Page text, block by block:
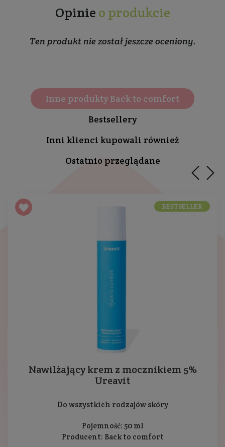
Opinie o produkcie
Ten produkt nie został jeszcze oceniony.
Inne produkty Back to comfort
Bestsellery
Inni klienci kupowali również
Ostatnio przeglądane
Nawilżający krem z mocznikiem 5%
Ureavit
Do wszystkich rodzajów skóry
Pojemność: 50 ml
Producent: Back to comfort
BESTSELLER